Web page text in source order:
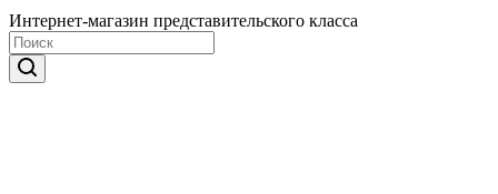
Интернет-магазин представительского класса